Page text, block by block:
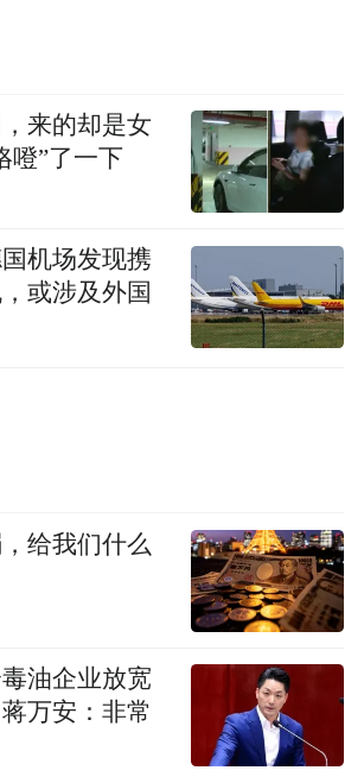
次收购完成，奇泽姆将出任球
格鲁斯贝克和阿迪亚-米塔尔
。格罗斯贝克还将继续担任球
源源
作品内容(包括在内的视频、图片或音
自媒体平台“大风号”用户上传并发
供信息存储空间服务。
above (including the videos,
if any) is uploaded and posted
Hao, which is a social media
provides information storage
来的却是女
噔”了一下
机场发现携
或涉及外国
给我们什么
油企业放宽
万安：非常